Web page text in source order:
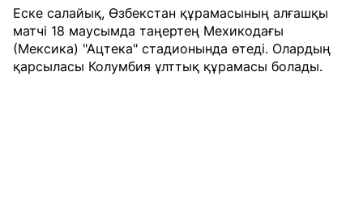
Еске салайық, Өзбекстан құрамасының алғашқы
матчі 18 маусымда таңертең Мехикодағы
(Мексика) "Ацтека" стадионында өтеді. Олардың
қарсыласы Колумбия ұлттық құрамасы болады.